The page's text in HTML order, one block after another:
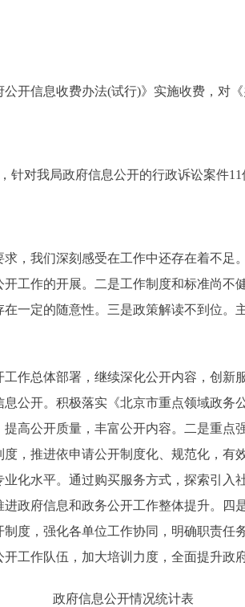
信息收费办法(试行)》实施收费，对《
对我局政府信息公开的行政诉讼案件11
我们深刻感受在工作中还存在着不足
工作的开展。二是工作制度和标准尚不
一定的随意性。三是政策解读不到位。
总体部署，继续深化公开内容，创新
公开。积极落实《北京市重点领域政务
高公开质量，丰富公开内容。二是重点
，推进依申请公开制度化、规范化，有
化水平。通过购买服务方式，探索引入
政府信息和政务公开工作整体提升。四
度，强化各单位工作协同，明确职责任
工作队伍，加大培训力度，全面提升政
政府信息公开情况统计表